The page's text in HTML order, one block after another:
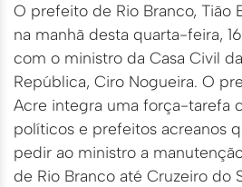
O prefeito de Rio Branco, Tião
na manhã desta quarta-feira,
com o ministro da Casa Civil
República, Ciro Nogueira. O
Acre integra uma força-tarefa
políticos e prefeitos acreanos
pedir ao ministro a
de Rio Branco até Cruzeiro do